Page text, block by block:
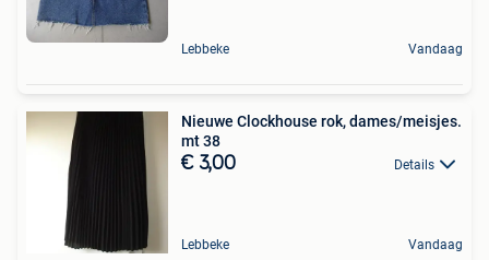
Lebbeke Vandaag
Nieuwe Clockhouse rok, dames/meisjes.
mt 38
€ 3,00 Details
Lebbeke Vandaag